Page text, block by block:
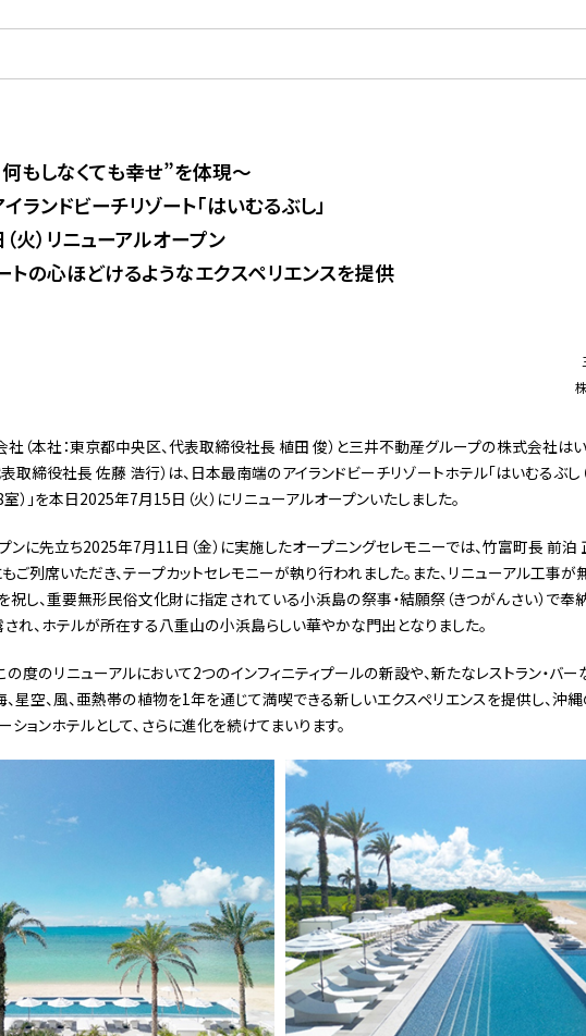
もしなくても幸せ”を体現～
ランドビーチリゾート「はいむるぶし」
火）リニューアルオープン
トの心ほどけるようなエクスペリエンスを提供
（本社：東京都中央区、代表取締役社長 植田 俊）と三井不動産グループの株式会社はい
取締役社長 佐藤 浩行）は、日本最南端のアイランドビーチリゾートホテル「はいむるぶし
）」を本日2025年7月15日（火）にリニューアルオープンいたしました。
ンに先立ち2025年7月11日（金）に実施したオープニングセレモニーでは、竹富町⻑ 前
ご列席いただき、テープカットセレモニーが執り行われました。また、リニューアル工事
祝し、重要無形民俗文化財に指定されている小浜島の祭事・結願祭（きつがんさい）で奉
れ、ホテルが所在する八重山の小浜島らしい華やかな門出となりました。
の度のリニューアルにおいて2つのインフィニティプールの新設や、新たなレストラン・バ
、星空、風、亜熱帯の植物を1年を通じて満喫できる新しいエクスペリエンスを提供し、沖
ョンホテルとして、さらに進化を続けてまいります。